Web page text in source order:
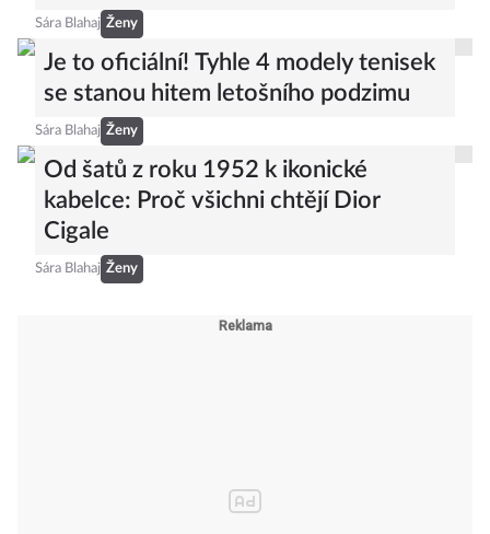
Sára Blahaj Ženy
Je to oficiální! Tyhle 4 modely tenisek
se stanou hitem letošního podzimu
Sára Blahaj Ženy
Od šatů z roku 1952 k ikonické
kabelce: Proč všichni chtějí Dior
Cigale
Sára Blahaj Ženy